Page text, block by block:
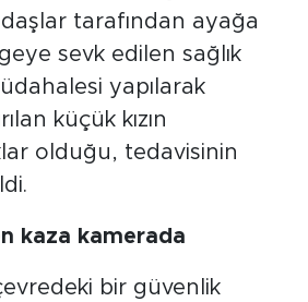
tarafından ayağa
sevk edilen sağlık
yapılarak
küçük kızın
olduğu, tedavisinin
kaza kamerada
bir güvenlik